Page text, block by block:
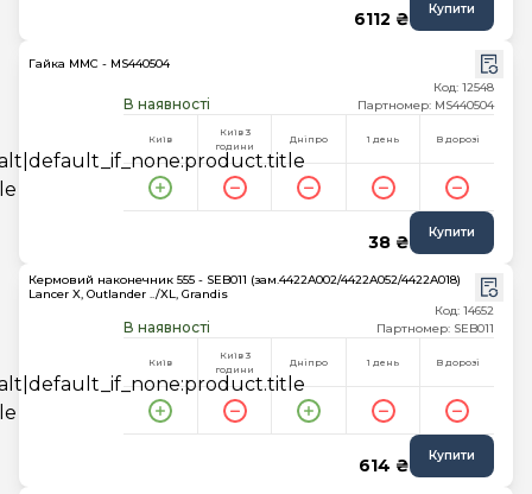
6112 ₴ Купити
Гайка MMC - MS440504
В наявності
Код: 12548
Партномер: MS440504
Київ
Київ 3
години
Дніпро 1 день В дорозі
38 ₴ Купити
Кермовий наконечник 555 - SEB011 (зам.4422A002/4422A052/4422A018)
Lancer X, Outlander ../XL, Grandis
В наявності
Код: 14652
Партномер: SEB011
Київ
Київ 3
години
Дніпро 1 день В дорозі
614 ₴ Купити